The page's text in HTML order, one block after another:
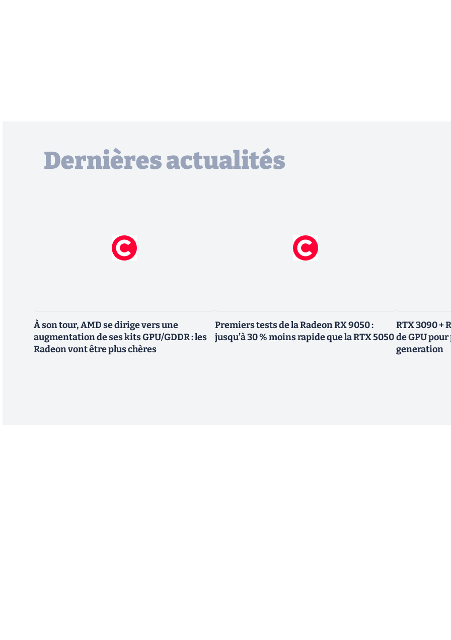
Dernières actualités
À son tour, AMD se dirige vers une
augmentation de ses kits GPU/GDDR : les
Radeon vont être plus chères
Premiers tests de la Radeon RX 9050 :
jusqu’à 30 % moins rapide que la RTX 5050
RTX 3090 +
de GPU
generation